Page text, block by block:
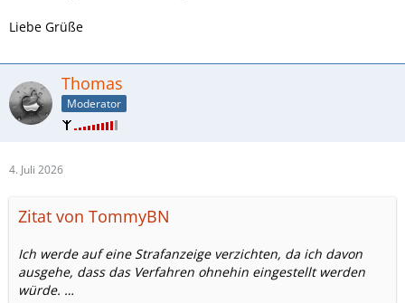
Liebe Grüße
Thomas
Moderator
4. Juli 2026
Zitat von TommyBN
Ich werde auf eine Strafanzeige verzichten, da ich davon
ausgehe, dass das Verfahren ohnehin eingestellt werden
würde. …